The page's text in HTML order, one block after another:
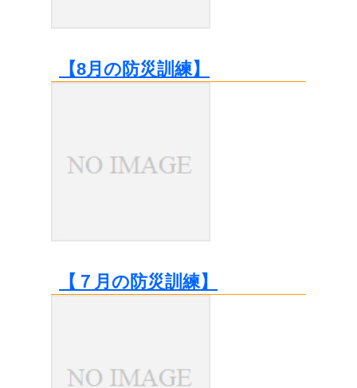
【8月の防災訓練】
【７月の防災訓練】